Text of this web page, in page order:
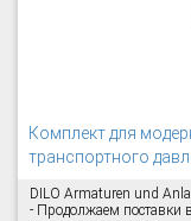
Комплект для
транспортного
DILO Armaturen und
- Продолжаем поставки